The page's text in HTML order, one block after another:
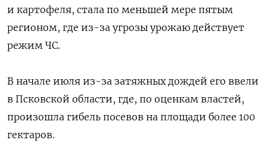
и картофеля, стала по меньшей мере пятым
регионом, где из-за угрозы урожаю действует
режим ЧС.
В начале июля из-за затяжных дождей его ввели
в Псковской области, где, по оценкам властей,
произошла гибель посевов на площади более 100
гектаров.